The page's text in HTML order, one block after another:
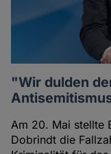
"Wir dulden
Am 20. Mai stellte
Dobrindt die